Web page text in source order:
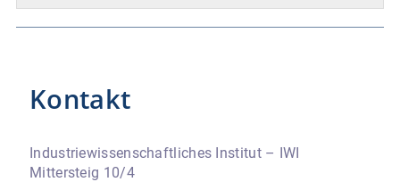
Kontakt
Industriewissenschaftliches Institut – IWI
Mittersteig 10/4